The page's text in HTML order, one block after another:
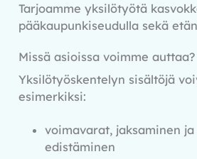
Tarjoamme yksilötyötä
pääkaupunkiseudulla sekä
Missä asioissa voimme auttaa?
Yksilötyöskentelyn sisältöjä
esimerkiksi:
voimavarat, jaksaminen
edistäminen